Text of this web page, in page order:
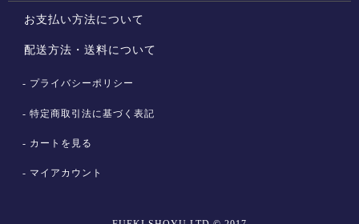
お支払い方法について
配送方法・送料について
プライバシーポリシー
特定商取引法に基づく表記
カートを見る
マイアカウント